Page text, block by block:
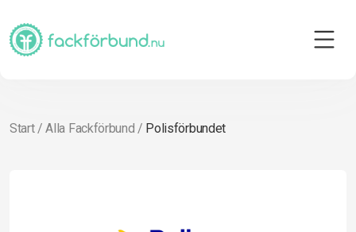
Start/Alla Fackförbund / Polisförbundet